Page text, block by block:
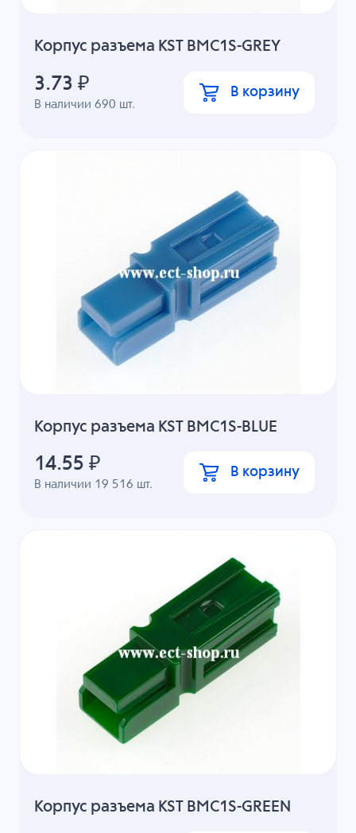
Корпус разъема KST BMC1S-GREY
В наличии690 шт.
3.73 ₽ В корзину
Корпус разъема KST BMC1S-BLUE
В наличии 19 516 шт.
14.55 ₽ В корзину
Корпус разъема KST BMC1S-GREEN